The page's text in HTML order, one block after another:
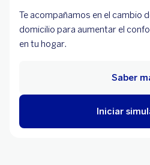
Te acompañamos en el cambio
domicilio para aumentar el
en tu hogar.
Iniciar
Saber